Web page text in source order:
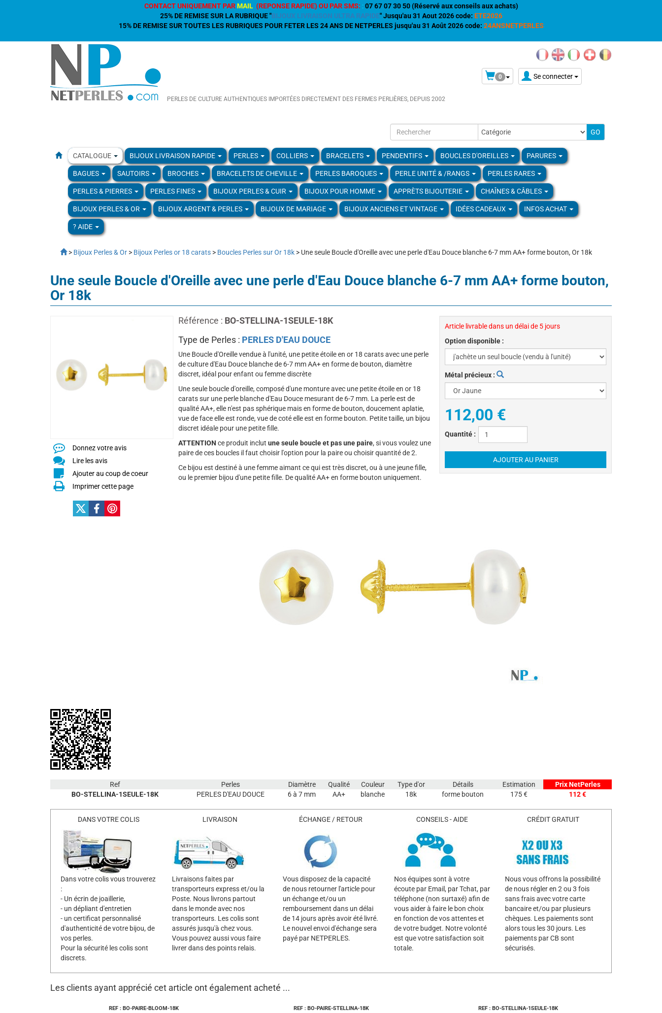
CONTACT UNIQUEMENT PAR MAIL (REPONSE RAPIDE) OU PAR SMS: : 07 67 07 30 50 (Réservé aux conseils aux achats)
25% DE REMISE SUR LA RUBRIQUE "BIJOUX LIVRAISON ULTRA RAPIDE" Jusqu'au 31 Aout 2026 code: ETE2026
15% DE REMISE SUR TOUTES LES RUBRIQUES POUR FETER LES 24 ANS DE NETPERLES jusqu'au 31 Août 2026 code: 24ANSNETPERLES
PERLES DE CULTURE AUTHENTIQUES IMPORTÉES DIRECTEMENT DES FERMES PERLIÈRES, DEPUIS 2002
Se connecter
0
CATALOGUE BIJOUX LIVRAISON RAPIDE PERLES COLLIERS BRACELETS PENDENTIFS BOUCLES D'OREILLES PARURES
BAGUES SAUTOIRS BROCHES BRACELETS DE CHEVILLE PERLES BAROQUES PERLE UNITÉ & /RANGS PERLES RARES
PERLES & PIERRES PERLES FINES BIJOUX PERLES & CUIR BIJOUX POUR HOMME APPRÈTS BIJOUTERIE CHAÎNES & CÂBLES
BIJOUX PERLES & OR BIJOUX ARGENT & PERLES BIJOUX DE MARIAGE BIJOUX ANCIENS ET VINTAGE IDÉES CADEAUX INFOS ACHAT
? AIDE
> Bijoux Perles & Or > Bijoux Perles or 18 carats > Boucles Perles sur Or 18k > Une seule Boucle d'Oreille avec une perle d'Eau Douce blanche 6-7 mm AA+ forme bouton, Or 18k
Une seule Boucle d'Oreille avec une perle d'Eau Douce blanche 6-7 mm AA+ forme bouton,
Or 18k
Donnez votre avis
Lire les avis
Ajouter au coup de coeur
Imprimer cette page
Article livrable dans un délai de 5 jours
Option disponible :
Métal précieux :
112,00 €
Quantité :
Référence : BO-STELLINA-1SEULE-18K
Type de Perles : PERLES D'EAU DOUCE
Une Boucle d'Oreille vendue à l'unité, une petite étoile en or 18 carats avec une perle
de culture d'Eau Douce blanche de 6-7 mm AA+ en forme de bouton, diamètre
discret, idéal pour enfant ou femme discrète
Une seule boucle d'oreille, composé d'une monture avec une petite étoile en or 18
carats sur une perle blanche d'Eau Douce mesurant de 6-7 mm. La perle est de
qualité AA+, elle n'est pas sphérique mais en forme de bouton, doucement aplatie,
vue de face elle est ronde, vue de coté elle est en forme bouton. Petite taille, un bijou
discret idéale pour une petite fille.
ATTENTION ce produit inclut une seule boucle et pas une paire, si vous voulez une
paire de ces boucles il faut choisir l'option pour la paire ou choisir quantité de 2.
Ce bijou est destiné à une femme aimant ce qui est très discret, ou à une jeune fille,
ou le premier bijou d'une petite fille. De qualité AA+ en forme bouton uniquement.
Ref Perles Diamètre Qualité Couleur Type d'or Détails Estimation
Prix NetPerles
BO-STELLINA-1SEULE-18K
PERLES D'EAU DOUCE 6 à 7 mm AA+ blanche 18k forme bouton 175 € 112 €
DANS VOTRE COLIS
Dans votre colis vous trouverez
:
- Un écrin de joaillerie,
- un dépliant d'entretien
- un certificat personnalisé
d'authenticité de votre bijou, de
vos perles.
Pour la sécurité les colis sont
discrets.
LIVRAISON
Livraisons faites par
transporteurs express et/ou la
Poste. Nous livrons partout
dans le monde avec nos
transporteurs. Les colis sont
assurés jusqu'à chez vous.
Vous pouvez aussi vous faire
livrer dans des points relais.
ÉCHANGE / RETOUR
Vous disposez de la capacité
de nous retourner l'article pour
un échange et/ou un
remboursement dans un délai
de 14 jours après avoir été livré.
Le nouvel envoi d'échange sera
payé par NETPERLES.
CONSEILS - AIDE
Nos équipes sont à votre
écoute par Email, par Tchat, par
téléphone (non surtaxé) afin de
vous aider à faire le bon choix
en fonction de vos attentes et
de votre budget. Notre volonté
est que votre satisfaction soit
totale.
CRÉDIT GRATUIT
Nous vous offrons la possibilité
de nous régler en 2 ou 3 fois
sans frais avec votre carte
bancaire et/ou par plusieurs
chèques. Les paiements sont
alors tous les 30 jours. Les
paiements par CB sont
sécurisés.
Les clients ayant apprécié cet article ont également acheté ...
REF : BO-PAIRE-BLOOM-18K REF : BO-PAIRE-STELLINA-18K REF : BO-STELLINA-1SEULE-18K